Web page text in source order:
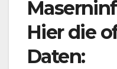
Hier die
Daten: